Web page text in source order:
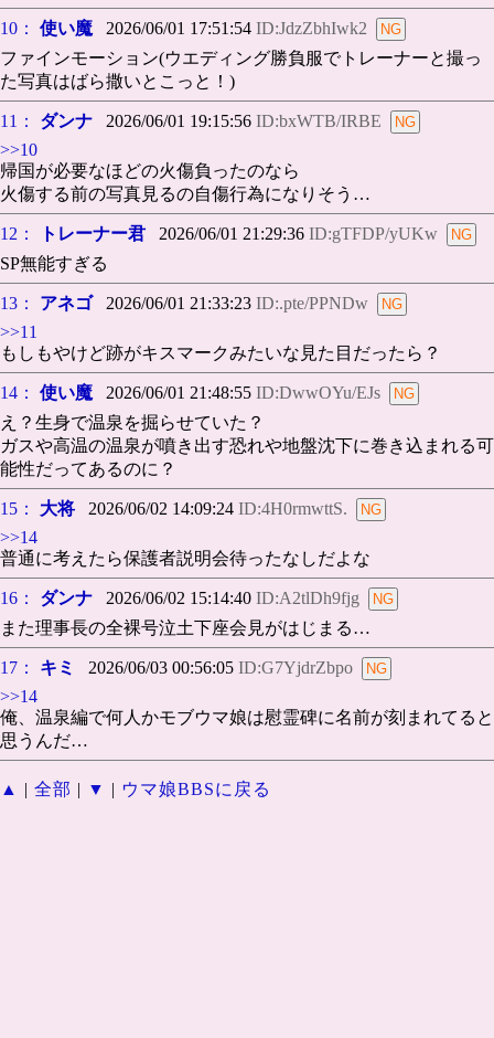
10： 使い魔 2026/06/01 17:51:54 ID:JdzZbhIwk2
ファインモーション(ウエディング勝負服でトレーナーと撮っ
た写真はばら撒いとこっと！)
11： ダンナ 2026/06/01 19:15:56 ID:bxWTB/IRBE
>>10
帰国が必要なほどの火傷負ったのなら
火傷する前の写真見るの自傷行為になりそう…
12： トレーナー君 2026/06/01 21:29:36 ID:gTFDP/yUKw
SP無能すぎる
13： アネゴ2026/06/01 21:33:23 ID:.pte/PPNDw
>>11
もしもやけど跡がキスマークみたいな見た目だったら？
14： 使い魔 2026/06/01 21:48:55 ID:DwwOYu/EJs
え？生身で温泉を掘らせていた？
ガスや高温の温泉が噴き出す恐れや地盤沈下に巻き込まれる可
能性だってあるのに？
15： 大将 2026/06/02 14:09:24 ID:4H0rmwttS.
>>14
普通に考えたら保護者説明会待ったなしだよな
16： ダンナ 2026/06/02 15:14:40 ID:A2tlDh9fjg
また理事長の全裸号泣土下座会見がはじまる…
17： キミ 2026/06/03 00:56:05 ID:G7YjdrZbpo
>>14
俺、温泉編で何人かモブウマ娘は慰霊碑に名前が刻まれてると
思うんだ…
▲ | 全部 | ▼ | ウマ娘BBSに戻る